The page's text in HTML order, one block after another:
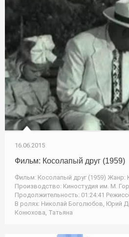
16.06.2015
Фильм: Косолапый друг (1959)
Фильм: Косолапый друг (1959) Жанр:
Производство: Киностудия им. М.
Продолжительность: 01:24:41
В ролях: Николай Боголюбов, Юрий
Конюхова, Татьяна